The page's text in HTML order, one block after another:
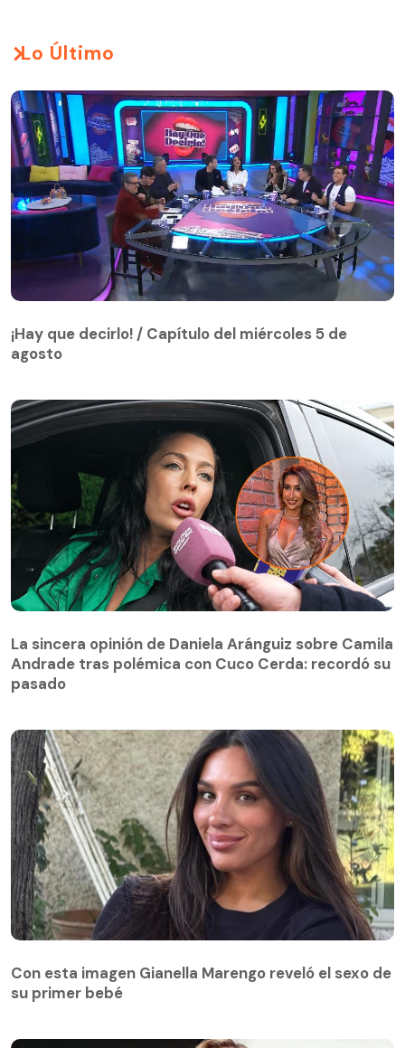
Lo Último
agosto
¡Hay que decirlo! / Capítulo del miércoles 5 de
agosto
Andrade tras polémica con Cuco Cerda: recordó su
pasado
La sincera opinión de Daniela Aránguiz sobre Camila
Andrade tras polémica con Cuco Cerda: recordó su
pasado
Con esta imagen Gianella Marengo reveló el sexo de
su primer bebé